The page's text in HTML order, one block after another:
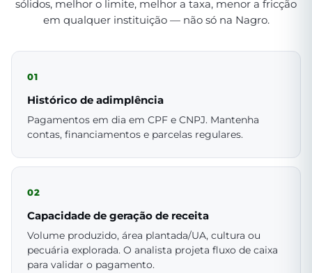
sólidos, melhor o limite, melhor a taxa, menor a fricção
em qualquer instituição — não só na Nagro.
01
Histórico de adimplência
Pagamentos em dia em CPF e CNPJ. Mantenha
contas, financiamentos e parcelas regulares.
02
Capacidade de geração de receita
Volume produzido, área plantada/UA, cultura ou
pecuária explorada. O analista projeta fluxo de caixa
para validar o pagamento.